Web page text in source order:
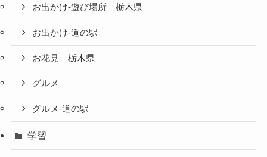
お出かけ-遊び場所 栃木県
お出かけ-道の駅
お花見 栃木県
グルメ
グルメ-道の駅
学習